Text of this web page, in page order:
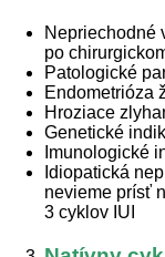
Nepriechodné
po
Patologické
Endometrióza
Hroziace
Genetické
Imunologické
Idiopatická
nevieme prísť
3 cyklov IUI